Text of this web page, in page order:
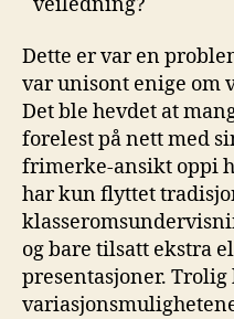
Dette er var en
var unisont enige om
Det ble hevdet at
forelest på nett med
frimerke-ansikt oppi
har kun flyttet
og bare tilsatt ekstra
presentasjoner.